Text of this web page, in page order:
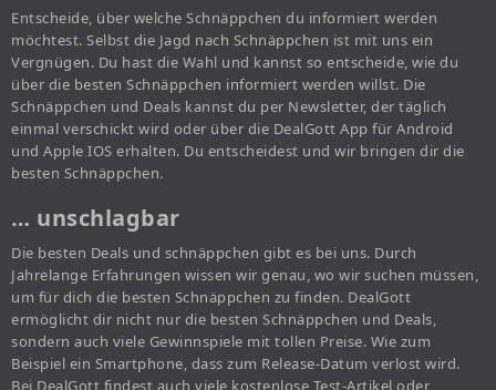
Entscheide, über welche Schnäppchen du informiert werden
möchtest. Selbst die Jagd nach Schnäppchen ist mit uns ein
Vergnügen. Du hast die Wahl und kannst so entscheide, wie du
über die besten Schnäppchen informiert werden willst. Die
Schnäppchen und Deals kannst du per Newsletter, der täglich
einmal verschickt wird oder über die DealGott App für Android
und Apple IOS erhalten. Du entscheidest und wir bringen dir die
besten Schnäppchen.
… unschlagbar
Die besten Deals und schnäppchen gibt es bei uns. Durch
Jahrelange Erfahrungen wissen wir genau, wo wir suchen müssen,
um für dich die besten Schnäppchen zu finden. DealGott
ermöglicht dir nicht nur die besten Schnäppchen und Deals,
sondern auch viele Gewinnspiele mit tollen Preise. Wie zum
Beispiel ein Smartphone, dass zum Release-Datum verlost wird.
Bei DealGott findest auch viele kostenlose Test-Artikel oder